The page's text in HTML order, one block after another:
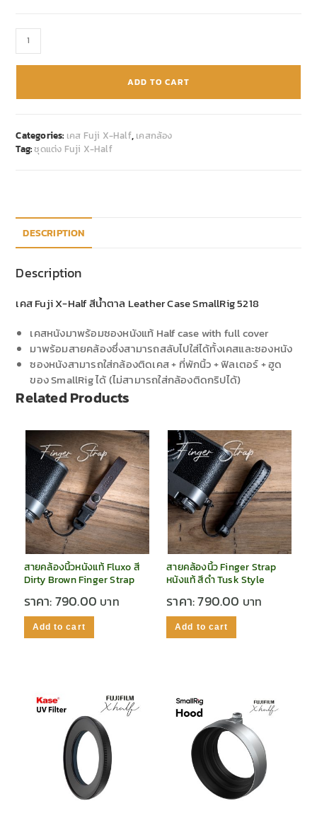
ADD TO CART
Categories: เคส Fuji X-Half, เคสกล้อง
Tag:ชุดแต่ง Fuji X-Half
DESCRIPTION
Description
เคส Fuji X-Half สีน้ำตาล Leather Case SmallRig 5218
เคสหนังมาพร้อมซองหนังแท้ Half case with full cover
มาพร้อมสายคล้องซึ่งสามารถสลับไปใส่ได้ทั้งเคสและซองหนัง
ซองหนังสามารถใส่กล้องติดเคส + ที่พักนิ้ว + ฟิลเตอร์ + ฮูด
ของ SmallRig ได้ (ไม่สามารถใส่กล้องติดกริปได้)
Related Products
สายคล้องนิ้วหนังแท้ Fluxo สี
Dirty Brown Finger Strap
ราคา:790.00
Add to cart
สายคล้องนิ้ว Finger Strap
หนังแท้ สีดำ Tusk Style
ราคา:790.00
Add to cart